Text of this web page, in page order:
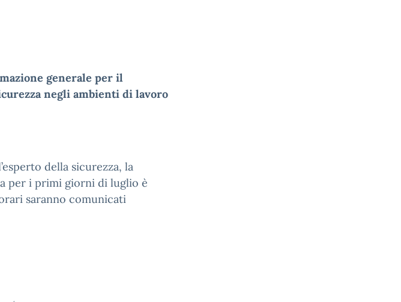
generale per il
negli ambienti di lavoro
della sicurezza, la
per i primi giorni di luglio è
saranno comunicati